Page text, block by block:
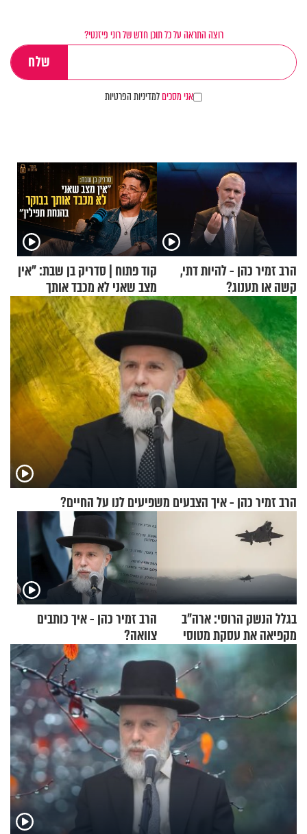
רוצה התראה על כל תוכן חדש של רוני פיזנטי?
אני מסכיםלמדיניות הפרטיות
הרב זמיר כהן - להיות דתי,
קשה או תענוג?
קוד פתוח | סדריק בן שבת: "אין
מצב שאני לא מכבד אותך
בבוקר בהנחת תפילין"
הרב זמיר כהן - איך הצבעים משפיעים לנו על החיים?
בגלל הנשק הרוסי: ארה"ב
מקפיאה את עסקת מטוסי
הקרב לטורקיה
הרב זמיר כהן - איך כותבים
צוואה?